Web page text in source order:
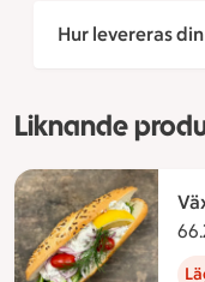
Hur levereras
Liknande